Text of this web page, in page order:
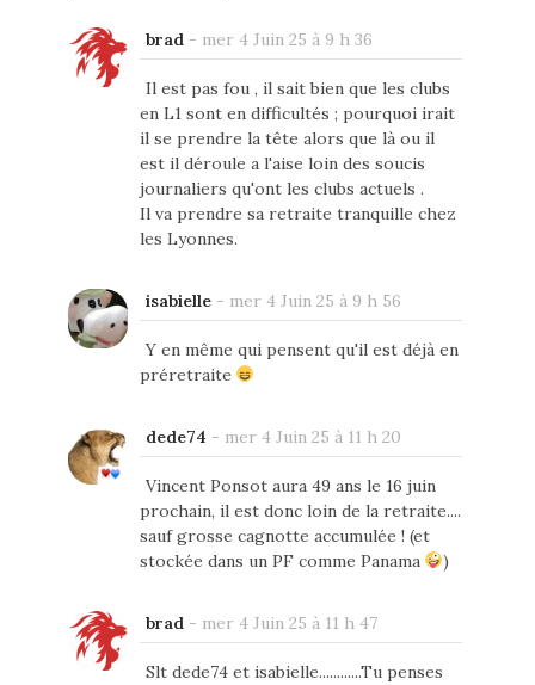
brad- mer 4 Juin 25 à 9 h 36
Il est pas fou , il sait bien que les clubs
en L1 sont en difficultés ; pourquoi irait
il se prendre la tête alors que là ou il
est il déroule a l'aise loin des soucis
journaliers qu'ont les clubs actuels .
Il va prendre sa retraite tranquille chez
les Lyonnes.
isabielle- mer 4 Juin 25 à 9 h 56
Y en même qui pensent qu'il est déjà en
préretraite
dede74 - mer 4 Juin 25 à 11 h 20
Vincent Ponsot aura 49 ans le 16 juin
prochain, il est donc loin de la retraite....
sauf grosse cagnotte accumulée ! (et
stockée dans un PF comme Panama
)
brad- mer 4 Juin 25 à 11 h 47
Slt dede74 et isabielle............Tu penses